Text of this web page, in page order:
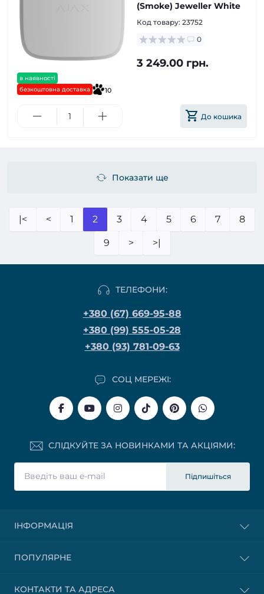
в наявності
безкоштовна доставка
10
(Smoke) Jeweller White
Код товару: 23752
0
3 249.00 грн.
До кошика
Показати ще
|< < 1 2 3 4 5 6 7 8
9 > >|
ТЕЛЕФОНИ:
+380 (67) 669-95-88
+380 (99) 555-05-28
+380 (93) 781-09-63
СОЦ МЕРЕЖІ:
СЛІДКУЙТЕ ЗА НОВИНКАМИ ТА АКЦІЯМИ:
Підпишіться
ІНФОРМАЦІЯ
ПОПУЛЯРНЕ
КОНТАКТИ ТА АДРЕСА